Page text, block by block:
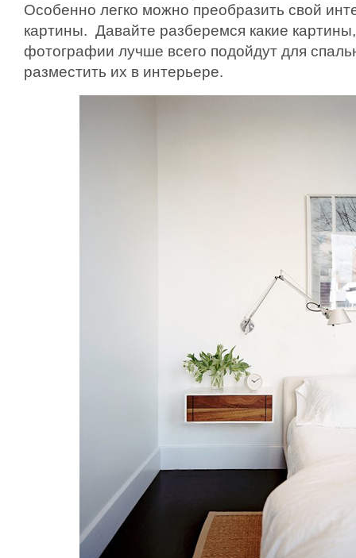
Особенно легко можно преобразить свой
картины. Давайте разберемся какие
фотографии лучше всего подойдут для
разместить их в интерьере.